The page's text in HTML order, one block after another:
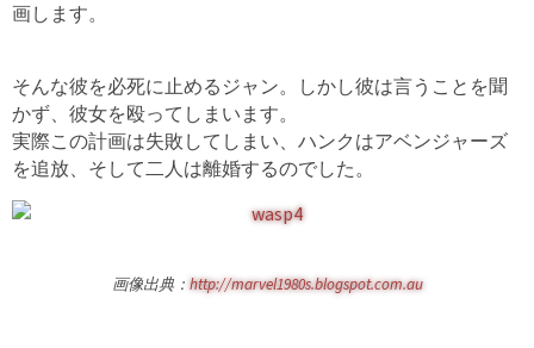
画します。
そんな彼を必死に止めるジャン。しかし彼は言うことを聞
かず、彼女を殴ってしまいます。
実際この計画は失敗してしまい、ハンクはアベンジャーズ
を追放、そして二人は離婚するのでした。
画像出典： http://marvel1980s.blogspot.com.au